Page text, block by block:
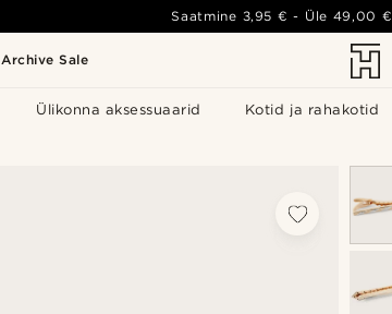
Archive Sale
Ülikonna aksessuaarid Kotid ja rahakotid
Saatmine 3,95 € - Üle 49,00 €